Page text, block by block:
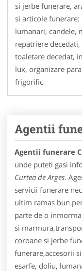
si jerbe funerare,
si articole
lumanari, candele,
repatriere
toaletare decedat,
lux, organizare
frigorific
Agentii
Agentii funerare
unde puteti gasi
Curtea de Arges.
servicii funerare
ultim ramas bun
parte de o
si
coroane si jerbe
funerare,accesorii
esarfe, doliu,